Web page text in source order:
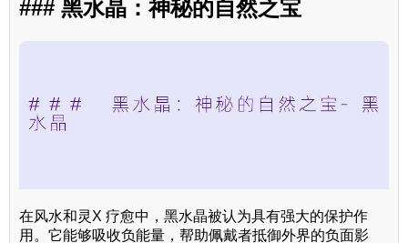
### 黑水晶：神秘的自然之宝
在风水和灵X 疗愈中，黑水晶被认为具有强大的保护作
用。它能够吸收负能量，帮助佩戴者抵御外界的负面影